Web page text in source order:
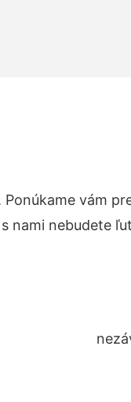
vám
nami nebudete